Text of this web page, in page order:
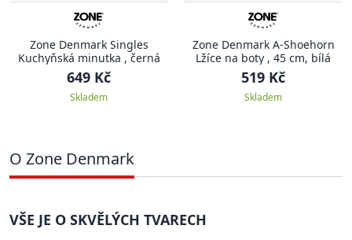
Zone Denmark Singles
Kuchyňská minutka , černá
649 Kč
Skladem
Zone Denmark A-Shoehorn
Lžíce na boty , 45 cm, bílá
519 Kč
Skladem
O Zone Denmark
VŠE JE O SKVĚLÝCH TVARECH